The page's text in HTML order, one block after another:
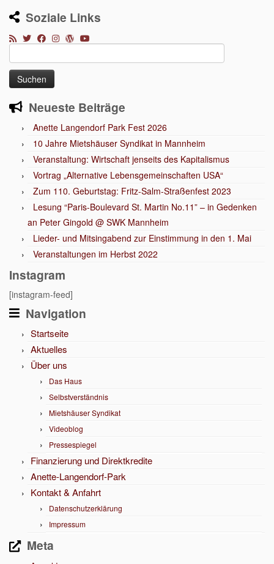
Soziale Links
nach:
Neueste Beiträge
Anette Langendorf Park Fest 2026
10 Jahre Mietshäuser Syndikat in Mannheim
Veranstaltung: Wirtschaft jenseits des Kapitalismus
Vortrag „Alternative Lebensgemeinschaften USA“
Zum 110. Geburtstag: Fritz-Salm-Straßenfest 2023
Lesung “Paris-Boulevard St. Martin No.11” – in Gedenken
an Peter Gingold @ SWK Mannheim
Lieder- und Mitsingabend zur Einstimmung in den 1. Mai
Veranstaltungen im Herbst 2022
Instagram
[instagram-feed]
Navigation
Startseite
Aktuelles
Über uns
Das Haus
Selbstverständnis
Mietshäuser Syndikat
Videoblog
Pressespiegel
Finanzierung und Direktkredite
Anette-Langendorf-Park
Kontakt & Anfahrt
Datenschutzerklärung
Impressum
Meta